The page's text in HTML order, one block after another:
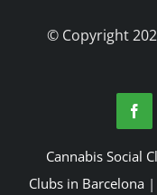
© Copyright
Cannabis Social
Clubs in Barcelona|